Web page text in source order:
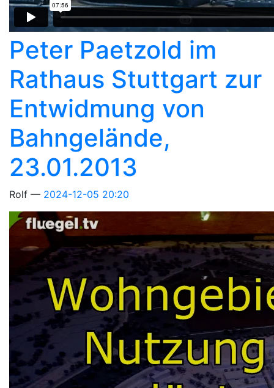
Peter Paetzold im
Rathaus Stuttgart zur
Entwidmung von
Bahngelände,
23.01.2013
Rolf 2024-12-05 20:20